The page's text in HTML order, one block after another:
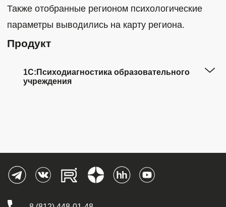
Также отобранные регионом психологические
параметры выводились на карту региона.
Продукт
1С:Психодиагностика образовательного
учреждения